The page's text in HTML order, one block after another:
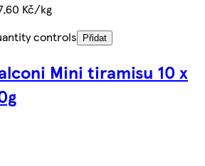
Kč/kg
controls
Přidat
Mini tiramisu 10 x